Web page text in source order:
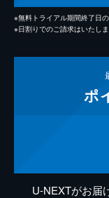
※無料トライアル期間終了日
※日割りでのご請求はいたしま
ポ
U-NEXTがお届